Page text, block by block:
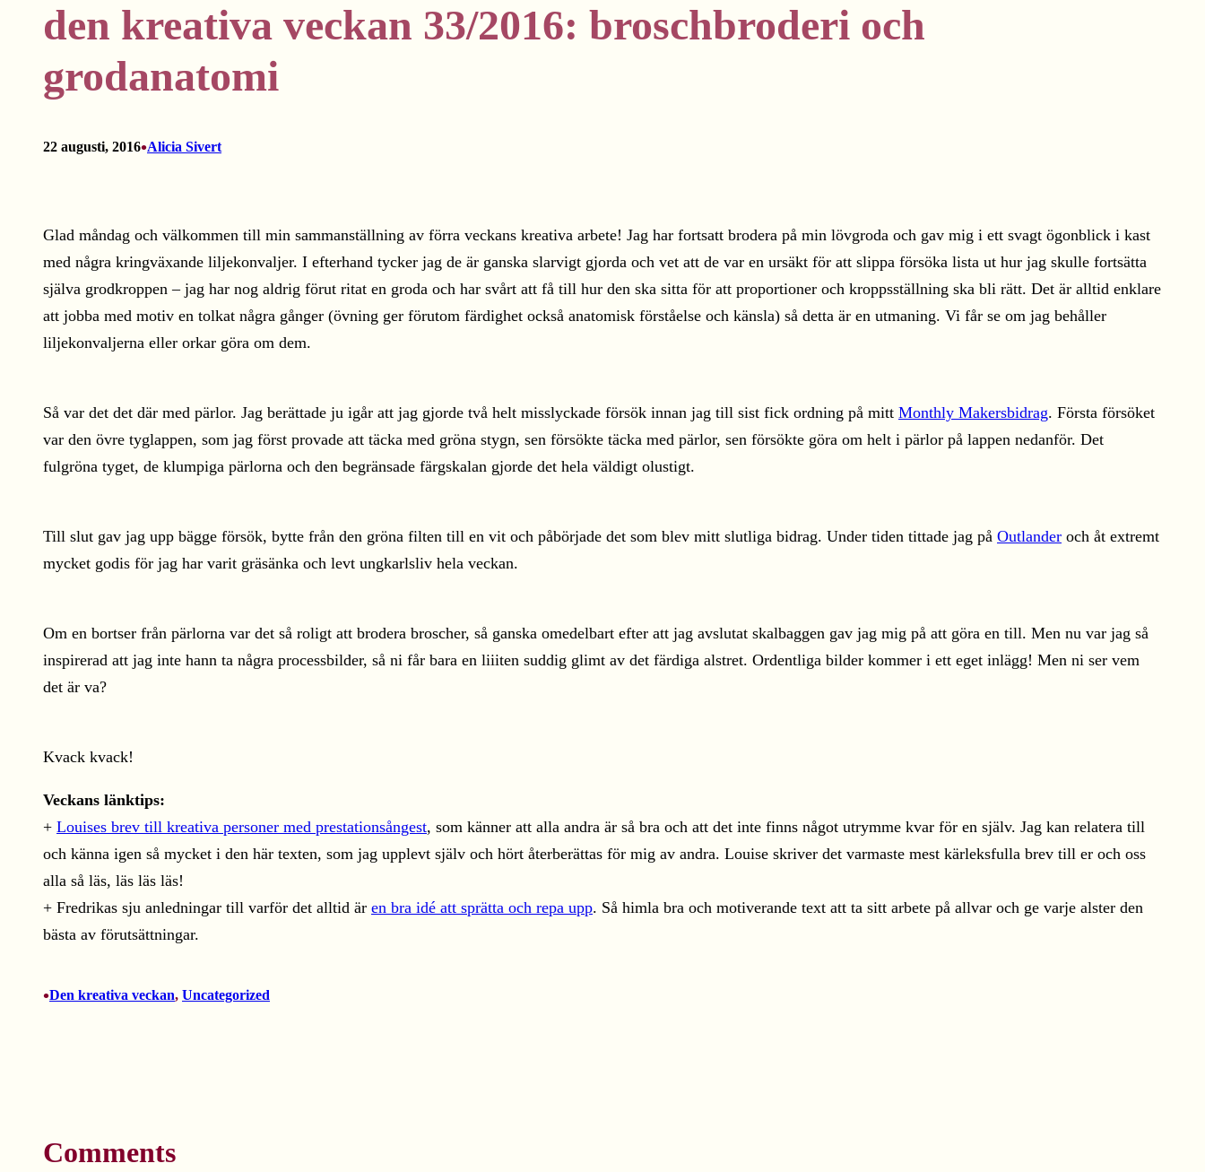
den kreativa veckan 33/2016: broschbroderi och
grodanatomi
22 augusti, 2016•Alicia Sivert
Glad måndag och välkommen till min sammanställning av förra veckans kreativa arbete! Jag har fortsatt brodera på min lövgroda och gav mig i ett svagt ögonblick i kast
med några kringväxande liljekonvaljer. I efterhand tycker jag de är ganska slarvigt gjorda och vet att de var en ursäkt för att slippa försöka lista ut hur jag skulle fortsätta
själva grodkroppen – jag har nog aldrig förut ritat en groda och har svårt att få till hur den ska sitta för att proportioner och kroppsställning ska bli rätt. Det är alltid enklare
att jobba med motiv en tolkat några gånger (övning ger förutom färdighet också anatomisk förståelse och känsla) så detta är en utmaning. Vi får se om jag behåller
liljekonvaljerna eller orkar göra om dem.
Så var det det där med pärlor. Jag berättade ju igår att jag gjorde två helt misslyckade försök innan jag till sist fick ordning på mitt Monthly Makersbidrag. Första försöket
var den övre tyglappen, som jag först provade att täcka med gröna stygn, sen försökte täcka med pärlor, sen försökte göra om helt i pärlor på lappen nedanför. Det
fulgröna tyget, de klumpiga pärlorna och den begränsade färgskalan gjorde det hela väldigt olustigt.
Till slut gav jag upp bägge försök, bytte från den gröna filten till en vit och påbörjade det som blev mitt slutliga bidrag. Under tiden tittade jag på Outlander och åt extremt
mycket godis för jag har varit gräsänka och levt ungkarlsliv hela veckan.
Om en bortser från pärlorna var det så roligt att brodera broscher, så ganska omedelbart efter att jag avslutat skalbaggen gav jag mig på att göra en till. Men nu var jag så
inspirerad att jag inte hann ta några processbilder, så ni får bara en liiiten suddig glimt av det färdiga alstret. Ordentliga bilder kommer i ett eget inlägg! Men ni ser vem
det är va?
Kvack kvack!
Veckans länktips:
+ Louises brev till kreativa personer med prestationsångest, som känner att alla andra är så bra och att det inte finns något utrymme kvar för en själv. Jag kan relatera till
och känna igen så mycket i den här texten, som jag upplevt själv och hört återberättas för mig av andra. Louise skriver det varmaste mest kärleksfulla brev till er och oss
alla så läs, läs läs läs!
+ Fredrikas sju anledningar till varför det alltid är en bra idé att sprätta och repa upp. Så himla bra och motiverande text att ta sitt arbete på allvar och ge varje alster den
bästa av förutsättningar.
•Den kreativa veckan, Uncategorized
Comments